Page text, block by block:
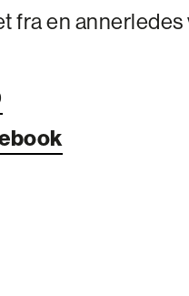
fra en annerledes